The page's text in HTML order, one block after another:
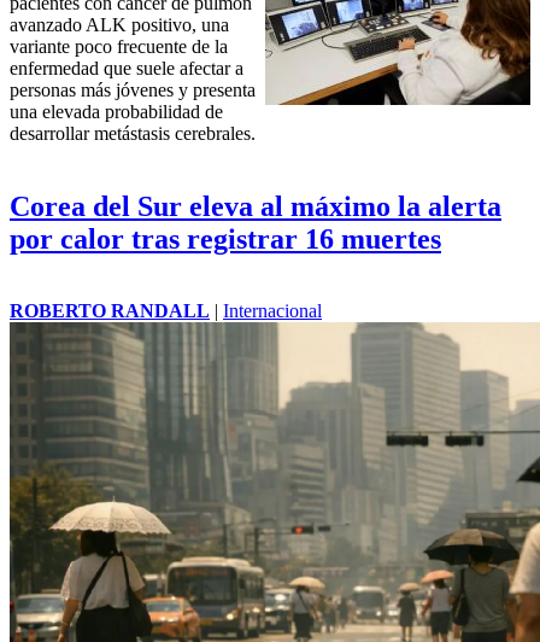
avanzado ALK positivo, una
variante poco frecuente de la
enfermedad que suele afectar a
personas más jóvenes y presenta
una elevada probabilidad de
desarrollar metástasis cerebrales.
Corea del Sur eleva al máximo la alerta
por calor tras registrar 16 muertes
ROBERTO RANDALL Internacional